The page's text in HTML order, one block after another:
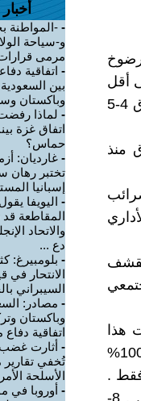
أقل
من 40 دولار منذ 2011 والسنوات اللاحقة وافق الصندوق على أقراض العراق 4-5
منذ
هذا
الشرط هو التحرش بخبز المواطن فرفع الدعم عن المخابز حيث وصل إلى 100%
فقط .
7- تحرير أسعار الوقود بأنواعه البنزين والنفط الأبيض والأسود والغاز السائل . 8-
- -المواطنة
و-سياحة
مرمى
- اتفاقية
بين السعودية
وباكستان
- لماذا
اتفاق غزة
حماس؟
- غارديان:
تختبر رهان
إسبانيا
- اليويفا
المقاطعة قد
والاتحاد
دع ...
- بلومبيرغ:
الانتحار في
السيبراني
- مصادر:
وباكستان
اتفاقية
- أثارت
تُخفي
الأسلحة
- أوروبا في